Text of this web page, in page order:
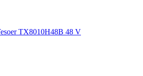
TX8010H48B 48 V